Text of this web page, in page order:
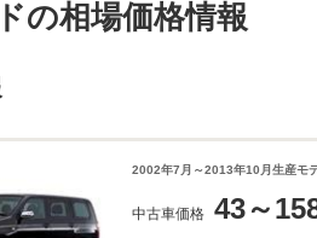
の相場価格情報
2002年7月～2013年10月生産モ
中古車価格 43～